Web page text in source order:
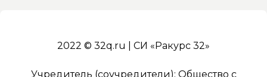
2022 © 32q.ru | СИ «Ракурс 32»
Учредитель (соучредители): Общество с